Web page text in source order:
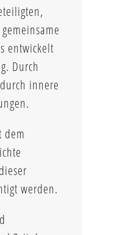
entwickelt
Durch
innere
dem
werden.